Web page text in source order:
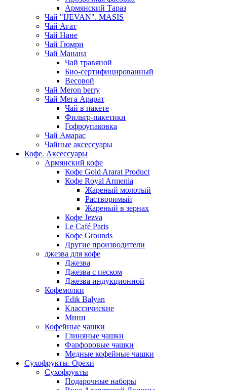
Армянский Тараз
Чай "IJEVAN". MASIS
Чай Агат
Чай Нане
Чай Гюмри
Чай Манана
Чай травяной
Био-сертифицированный
Весовой
Чай Meron berry
Чай Мега Арарат
Чай в пакете
Фильтр-пакетики
Гофроупаковка
Чай Амарас
Чайные аксессуары
Кофе. Аксессуары
Армянский кофе
Кофе Gold Ararat Product
Кофе Royal Armenia
Жареный молотый
Растворимый
Жареный в зернах
Кофе Jezva
Le Café Paris
Кофе Grounds
Другие производители
джезва для кофе
Джезва
Джезва с песком
Джезва индукционной
Кофемолки
Edik Balyan
Классичиские
Мини
Кофейные чашки
Глиняные чашки
Фарфоровые чашки
Медные кофейные чашки
Сухофрукты. Орехи
Сухофрукты
Подарочные наборы